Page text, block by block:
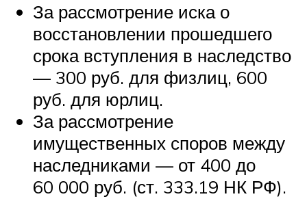
За рассмотрение иска о
восстановлении прошедшего
срока вступления в наследство
— 300 руб. для физлиц, 600
руб. для юрлиц.
За рассмотрение
имущественных споров между
наследниками — от 400 до
60 000 руб. (ст. 333.19 НК РФ).